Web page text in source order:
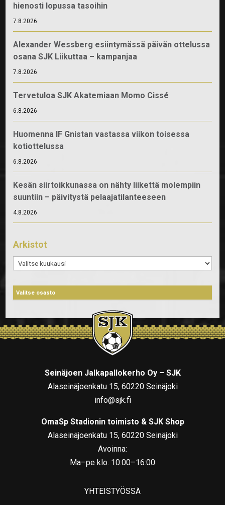
hienosti lopussa tasoihin
7.8.2026
Alexander Wessberg esiintymässä päivän ottelussa
osana SJK Liikuttaa – kampanjaa
7.8.2026
Tervetuloa SJK Akatemiaan Momo Cissé
6.8.2026
Huomenna IF Gnistan vastassa viikon toisessa
kotiottelussa
6.8.2026
Kesän siirtoikkunassa on nähty liikettä molempiin
suuntiin – päivitystä pelaajatilanteeseen
4.8.2026
Arkistot
Arkistot
Seinäjoen Jalkapallokerho Oy – SJK
Alaseinäjoenkatu 15, 60220 Seinäjoki
info@sjk.fi
OmaSp Stadionin toimisto & SJK Shop
Alaseinäjoenkatu 15, 60220 Seinäjoki
Avoinna:
Ma–pe klo. 10:00–16:00
YHTEISTYÖSSÄ